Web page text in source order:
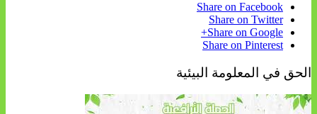
Share on Facebook
Share on Twitter
Share on Google+
Share on Pinterest
الحق في المعلومة البيئية